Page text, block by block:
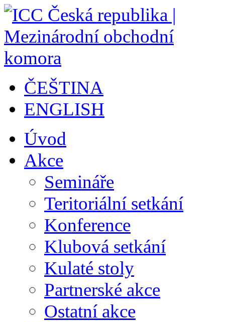
ČEŠTINA
ENGLISH
Úvod
Akce
Semináře
Teritoriální setkání
Konference
Klubová setkání
Kulaté stoly
Partnerské akce
Ostatní akce